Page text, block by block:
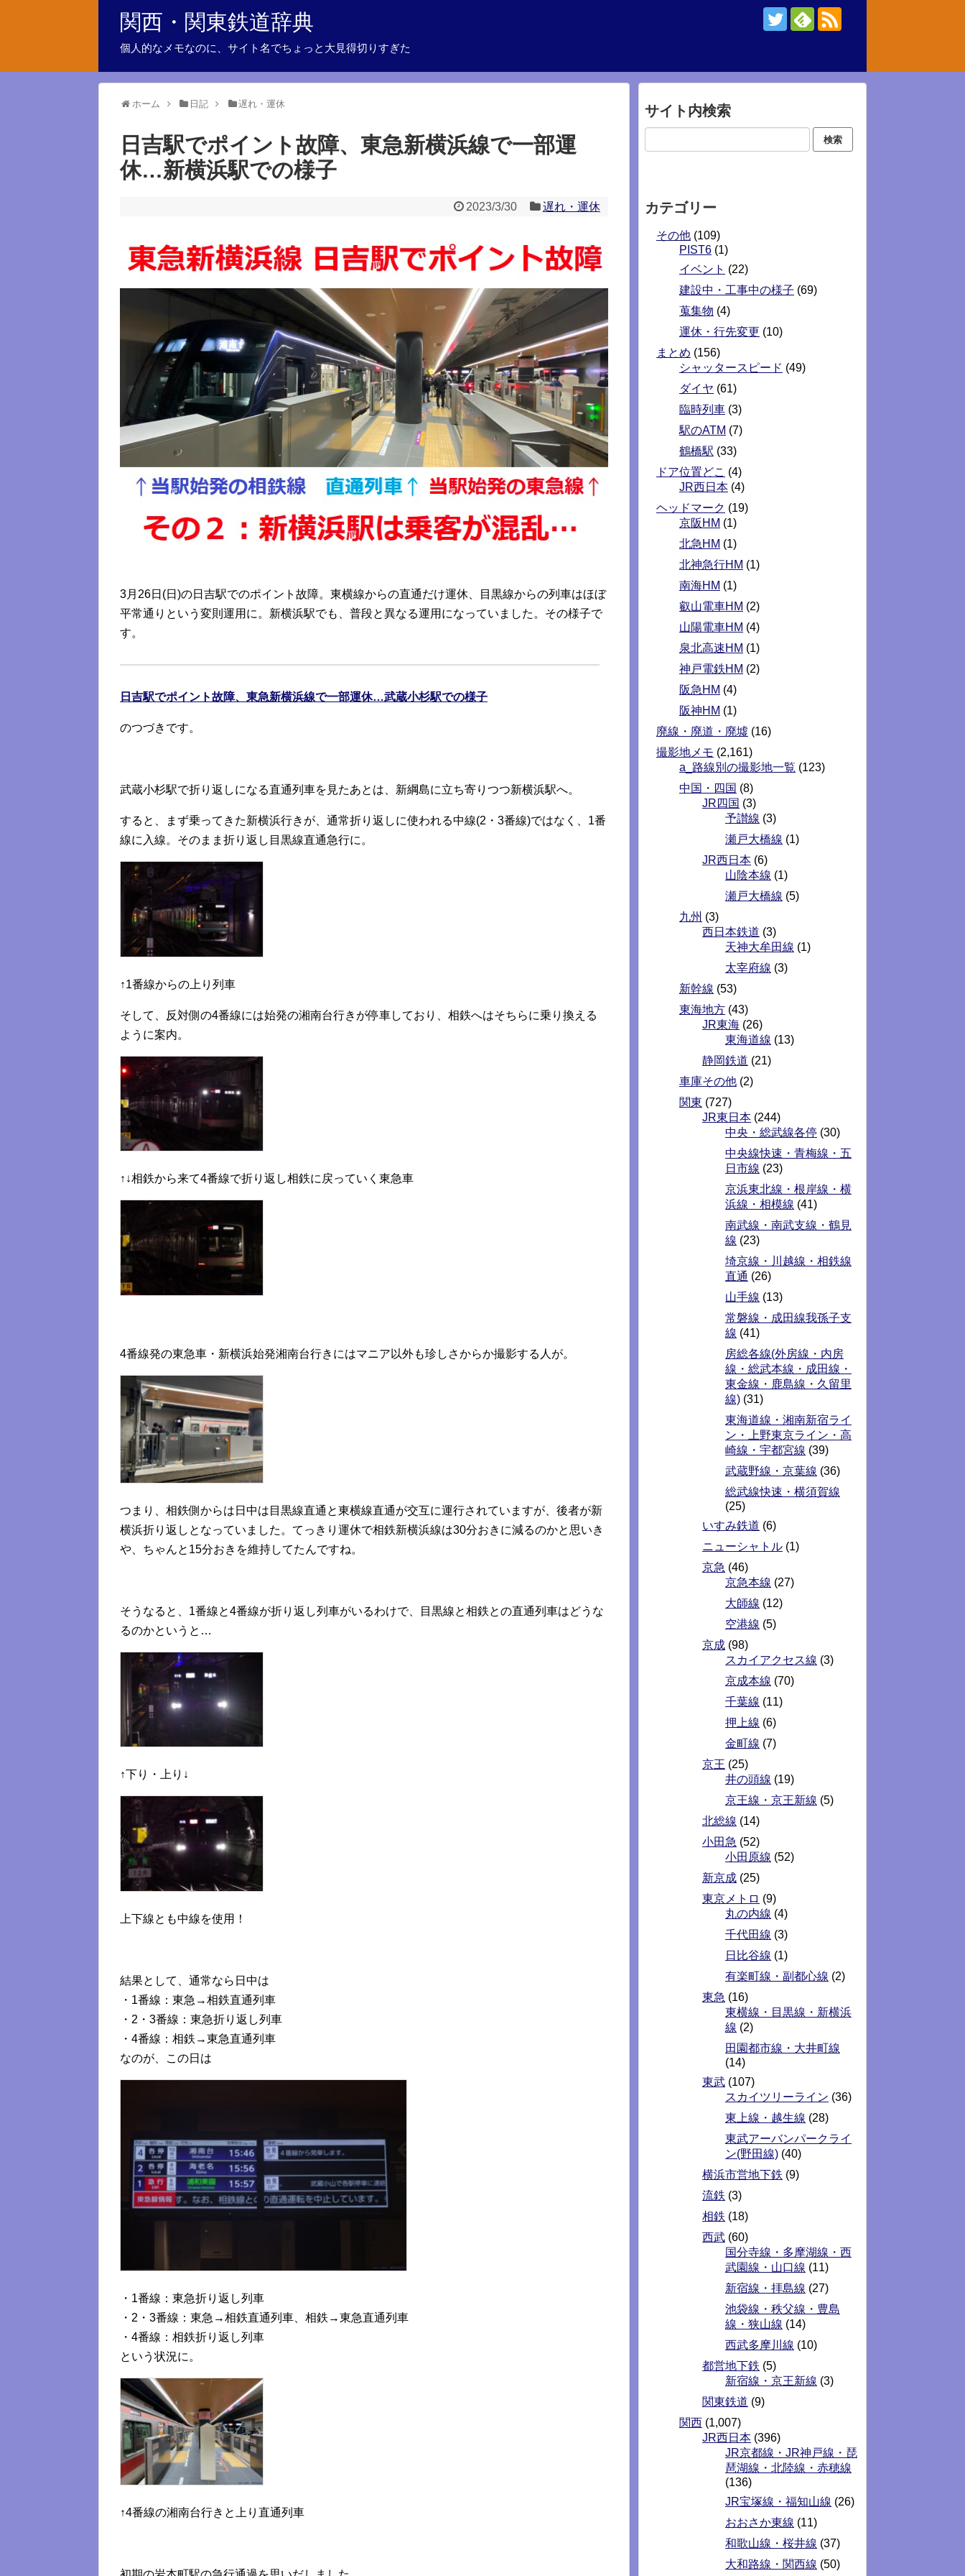
関西・関東鉄道辞典
個人的なメモなのに、サイト名でちょっと大見得切りすぎた
ホーム 日記 遅れ・運休
日吉駅でポイント故障、東急新横浜線で一部運
休…新横浜駅での様子
2023/3/30 遅れ・運休
3月26日(日)の日吉駅でのポイント故障。東横線からの直通だけ運休、目黒線からの列車はほぼ
平常通りという変則運用に。新横浜駅でも、普段と異なる運用になっていました。その様子で
す。
日吉駅でポイント故障、東急新横浜線で一部運休…武蔵小杉駅での様子
のつづきです。
武蔵小杉駅で折り返しになる直通列車を見たあとは、新綱島に立ち寄りつつ新横浜駅へ。
すると、まず乗ってきた新横浜行きが、通常折り返しに使われる中線(2・3番線)ではなく、1番
線に入線。そのまま折り返し目黒線直通急行に。
↑1番線からの上り列車
そして、反対側の4番線には始発の湘南台行きが停車しており、相鉄へはそちらに乗り換える
ように案内。
↑↓相鉄から来て4番線で折り返し相鉄に戻っていく東急車
4番線発の東急車・新横浜始発湘南台行きにはマニア以外も珍しさからか撮影する人が。
つまり、相鉄側からは日中は目黒線直通と東横線直通が交互に運行されていますが、後者が新
横浜折り返しとなっていました。てっきり運休で相鉄新横浜線は30分おきに減るのかと思いき
や、ちゃんと15分おきを維持してたんですね。
そうなると、1番線と4番線が折り返し列車がいるわけで、目黒線と相鉄との直通列車はどうな
るのかというと…
↑下り・上り↓
上下線とも中線を使用！
結果として、通常なら日中は
・1番線：東急→相鉄直通列車
・2・3番線：東急折り返し列車
・4番線：相鉄→東急直通列車
なのが、この日は
・1番線：東急折り返し列車
・2・3番線：東急→相鉄直通列車、相鉄→東急直通列車
・4番線：相鉄折り返し列車
という状況に。
↑4番線の湘南台行きと上り直通列車
サイト内検索
カテゴリー
その他 (109)
PIST6 (1)
イベント (22)
建設中・工事中の様子 (69)
蒐集物 (4)
運休・行先変更 (10)
まとめ (156)
シャッタースピード (49)
ダイヤ (61)
臨時列車 (3)
駅のATM (7)
鶴橋駅 (33)
ドア位置どこ (4)
JR西日本 (4)
ヘッドマーク (19)
京阪HM (1)
北急HM (1)
北神急行HM (1)
南海HM (1)
叡山電車HM (2)
山陽電車HM (4)
泉北高速HM (1)
神戸電鉄HM (2)
阪急HM (4)
阪神HM (1)
廃線・廃道・廃墟 (16)
撮影地メモ (2,161)
a_路線別の撮影地一覧 (123)
中国・四国 (8)
JR四国 (3)
予讃線 (3)
瀬戸大橋線 (1)
JR西日本 (6)
山陰本線 (1)
瀬戸大橋線 (5)
九州 (3)
西日本鉄道 (3)
天神大牟田線 (1)
太宰府線 (3)
新幹線 (53)
東海地方 (43)
JR東海 (26)
東海道線 (13)
静岡鉄道 (21)
車庫その他 (2)
関東 (727)
JR東日本 (244)
中央・総武線各停 (30)
中央線快速・青梅線・五
日市線 (23)
京浜東北線・根岸線・横
浜線・相模線 (41)
南武線・南武支線・鶴見
線 (23)
埼京線・川越線・相鉄線
直通 (26)
山手線 (13)
常磐線・成田線我孫子支
線 (41)
房総各線(外房線・内房
線・総武本線・成田線・
東金線・鹿島線・久留里
線) (31)
東海道線・湘南新宿ライ
ン・上野東京ライン・高
崎線・宇都宮線 (39)
武蔵野線・京葉線 (36)
総武線快速・横須賀線
(25)
いすみ鉄道 (6)
ニューシャトル (1)
京急 (46)
京急本線 (27)
大師線 (12)
空港線 (5)
京成 (98)
スカイアクセス線 (3)
京成本線 (70)
千葉線 (11)
押上線 (6)
金町線 (7)
京王 (25)
井の頭線 (19)
京王線・京王新線 (5)
北総線 (14)
小田急 (52)
小田原線 (52)
新京成 (25)
東京メトロ (9)
丸の内線 (4)
千代田線 (3)
日比谷線 (1)
有楽町線・副都心線 (2)
東急 (16)
東横線・目黒線・新横浜
線 (2)
田園都市線・大井町線
(14)
東武 (107)
スカイツリーライン (36)
東上線・越生線 (28)
東武アーバンパークライ
ン(野田線) (40)
横浜市営地下鉄 (9)
流鉄 (3)
相鉄 (18)
西武 (60)
国分寺線・多摩湖線・西
武園線・山口線 (11)
新宿線・拝島線 (27)
池袋線・秩父線・豊島
線・狭山線 (14)
西武多摩川線 (10)
都営地下鉄 (5)
新宿線・京王新線 (3)
関東鉄道 (9)
関西 (1,007)
JR西日本 (396)
JR京都線・JR神戸線・琵
琶湖線・北陸線・赤穂線
(136)
JR宝塚線・福知山線 (26)
おおさか東線 (11)
和歌山線・桜井線 (37)
大和路線・関西線 (50)